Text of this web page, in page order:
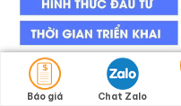
Metro Từ
Báo giá Chat Zalo